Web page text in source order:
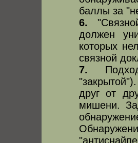
баллы за
6.
должен
которых
связной
7. Подход
друг от
мишени.